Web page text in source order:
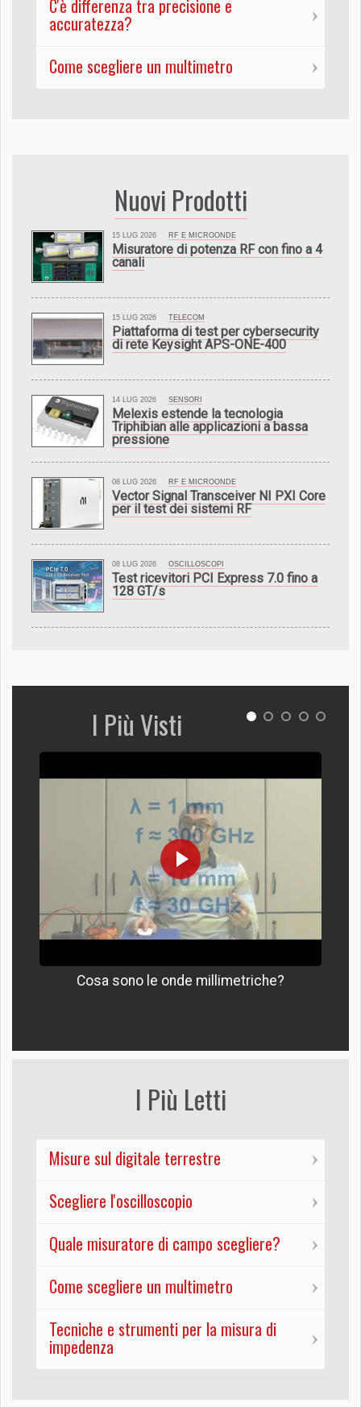
C'è differenza tra precisione e
accuratezza?
Come scegliere un multimetro
Nuovi Prodotti
15 LUG 2026 RF E MICROONDE
Misuratore di potenza RF con fino a 4
canali
15 LUG 2026 TELECOM
Piattaforma di test per cybersecurity
di rete Keysight APS-ONE-400
14 LUG 2026 SENSORI
Melexis estende la tecnologia
Triphibian alle applicazioni a bassa
pressione
08 LUG 2026 RF E MICROONDE
Vector Signal Transceiver NI PXI Core
per il test dei sistemi RF
08 LUG 2026 OSCILLOSCOPI
Test ricevitori PCI Express 7.0 fino a
128 GT/s
I Più Visti
Cosa sono le onde millimetriche?
I Più Letti
Misure sul digitale terrestre
Scegliere l'oscilloscopio
Quale misuratore di campo scegliere?
Come scegliere un multimetro
Tecniche e strumenti per la misura di
impedenza